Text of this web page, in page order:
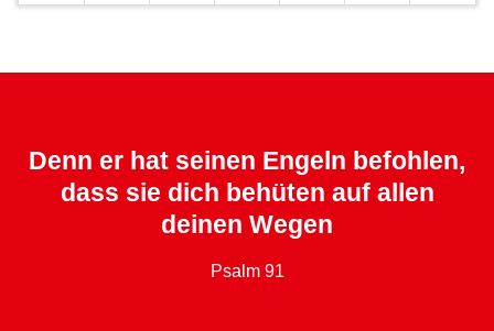
Denn er hat seinen Engeln befohlen,
dass sie dich behüten auf allen
deinen Wegen
Psalm 91